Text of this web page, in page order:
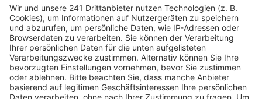
powered by Usercentrics Consent
Management Platform
einer Figur zu Halloween.
Anzeige
Das ist der Kitchen Club by Nelson Müller
Anzeige